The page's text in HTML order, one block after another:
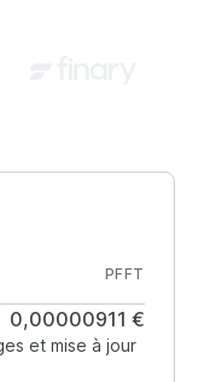
PFFT
0,00000911 €
et mise à jour